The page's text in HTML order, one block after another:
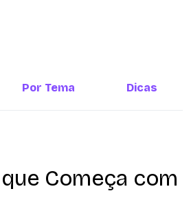
Por Tema Dicas
Começa com